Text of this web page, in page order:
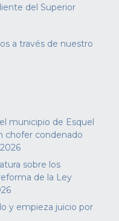
del Superior
a través de nuestro
municipio de Esquel
chofer condenado
sobre los
de la Ley
y empieza juicio por